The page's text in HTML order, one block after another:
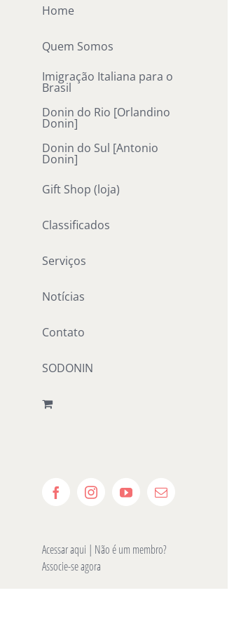
Home
Quem Somos
Imigração Italiana para o
Brasil
Donin do Rio [Orlandino
Donin]
Donin do Sul [Antonio
Donin]
Gift Shop (loja)
Classificados
Serviços
Notícias
Contato
SODONIN
FacebookInstagramYouTube
E-
Acessar aqui | Não é um membro?
Associe-se agora